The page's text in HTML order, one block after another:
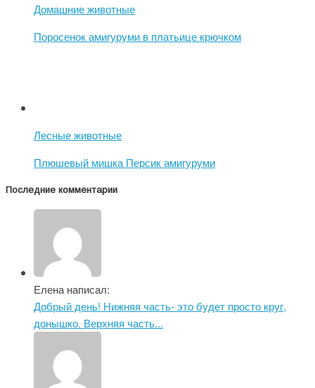
Домашние животные
Поросенок амигуруми в платьице крючком
Лесные животные
Плюшевый мишка Персик амигуруми
Последние комментарии
Елена написал:
Добрый день! Нижняя часть- это будет просто круг,
донышко. Верхняя часть...